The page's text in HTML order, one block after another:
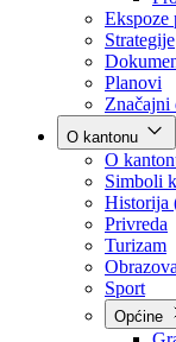
Vlada
Ekspoze
Strategije
Planovi
Značajni
O kantonu
O kantonu
Simboli
Historija
Privreda
Turizam